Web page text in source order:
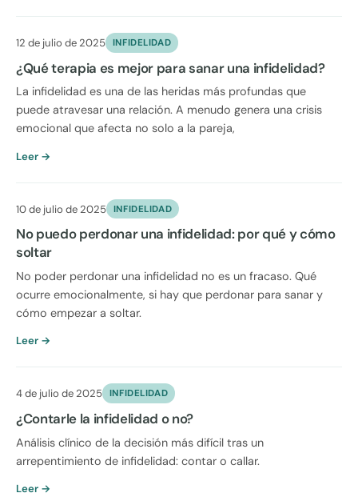
12 de julio de 2025 INFIDELIDAD
¿Qué terapia es mejor para sanar una infidelidad?
La infidelidad es una de las heridas más profundas que
puede atravesar una relación. A menudo genera una crisis
emocional que afecta no solo a la pareja,
Leer →
10 de julio de 2025 INFIDELIDAD
No puedo perdonar una infidelidad: por qué y cómo
soltar
No poder perdonar una infidelidad no es un fracaso. Qué
ocurre emocionalmente, si hay que perdonar para sanar y
cómo empezar a soltar.
Leer →
4 de julio de 2025 INFIDELIDAD
¿Contarle la infidelidad o no?
Análisis clínico de la decisión más difícil tras un
arrepentimiento de infidelidad: contar o callar.
Leer →